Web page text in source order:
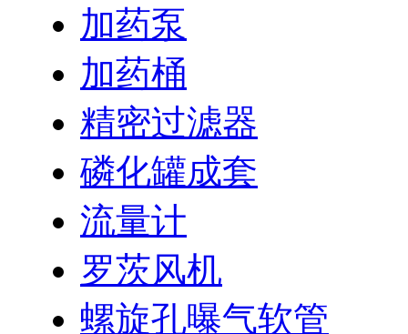
加药泵
加药桶
精密过滤器
磷化罐成套
流量计
罗茨风机
螺旋孔曝气软管